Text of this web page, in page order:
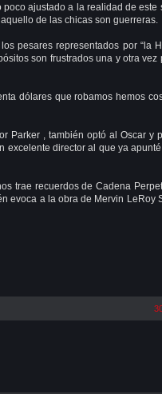
ajustado a la realidad de este
de las chicas son guerreras.
pesares representados por “la
son frustrados una y otra vez
dólares que robamos hemos
Parker , también optó al Oscar y
excelente director al que ya
trae recuerdos de Cadena
evoca a la obra de Mervin LeRoy